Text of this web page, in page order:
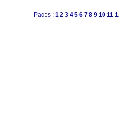
Pages : 1 2 3 4 5 6 7 8 9 10 11